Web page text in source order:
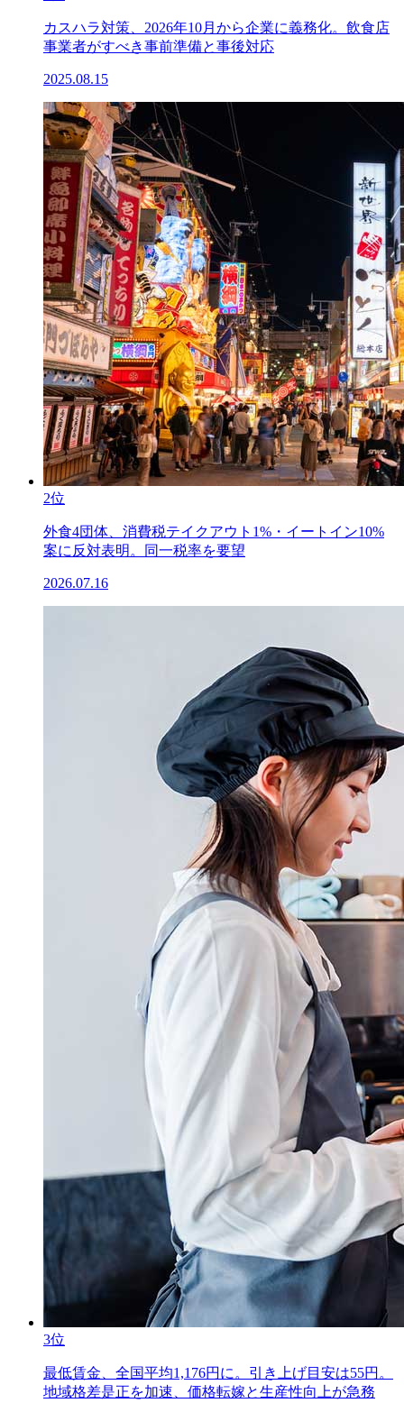
カスハラ対策、2026年10月から企業に義務化。飲食店
事業者がすべき事前準備と事後対応
2025.08.15
2位
外食4団体、消費税テイクアウト1%・イートイン10%
案に反対表明。同一税率を要望
2026.07.16
3位
最低賃金、全国平均1,176円に。引き上げ目安は55円。
地域格差是正を加速、価格転嫁と生産性向上が急務